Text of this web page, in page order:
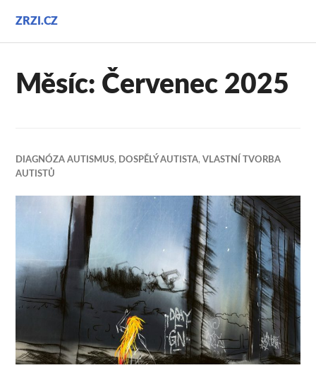
obsahu
ZRZI.CZ
Měsíc: Červenec 2025
DIAGNÓZA AUTISMUS, DOSPĚLÝ AUTISTA,VLASTNÍ TVORBA
AUTISTŮ